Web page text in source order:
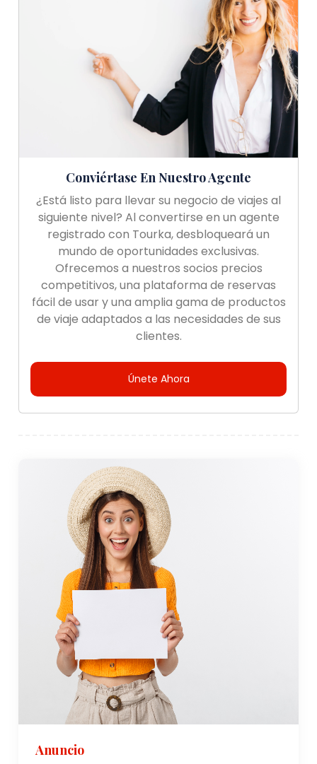
Conviértase En Nuestro Agente
¿Está listo para llevar su negocio de viajes al
siguiente nivel? Al convertirse en un agente
registrado con Tourka, desbloqueará un
mundo de oportunidades exclusivas.
Ofrecemos a nuestros socios precios
competitivos, una plataforma de reservas
fácil de usar y una amplia gama de productos
de viaje adaptados a las necesidades de sus
clientes.
Únete Ahora
Anuncio